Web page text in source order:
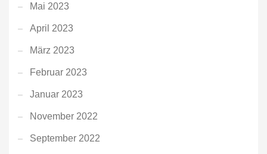
Mai 2023
April 2023
März 2023
Februar 2023
Januar 2023
November 2022
September 2022